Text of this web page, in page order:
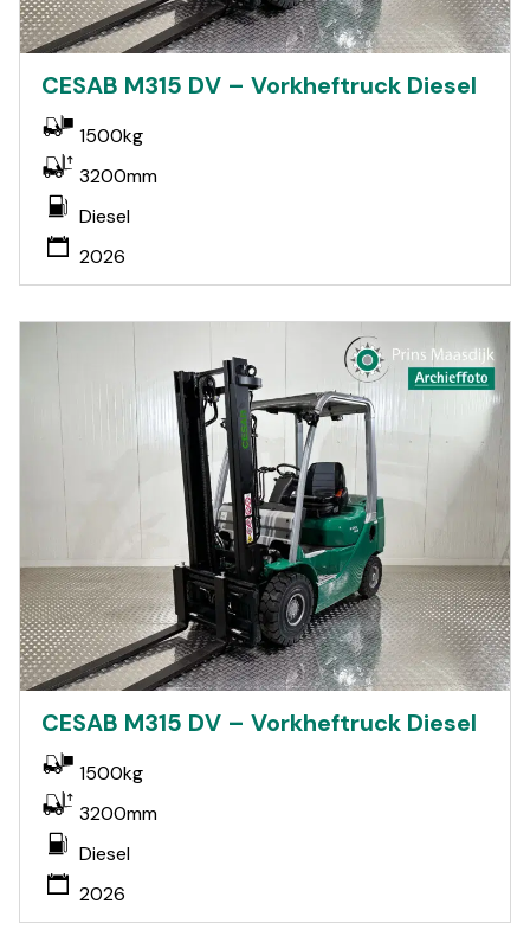
CESAB M315 DV – Vorkheftruck Diesel
1500kg
3200mm
Diesel
2026
CESAB M315 DV – Vorkheftruck Diesel
1500kg
3200mm
Diesel
2026